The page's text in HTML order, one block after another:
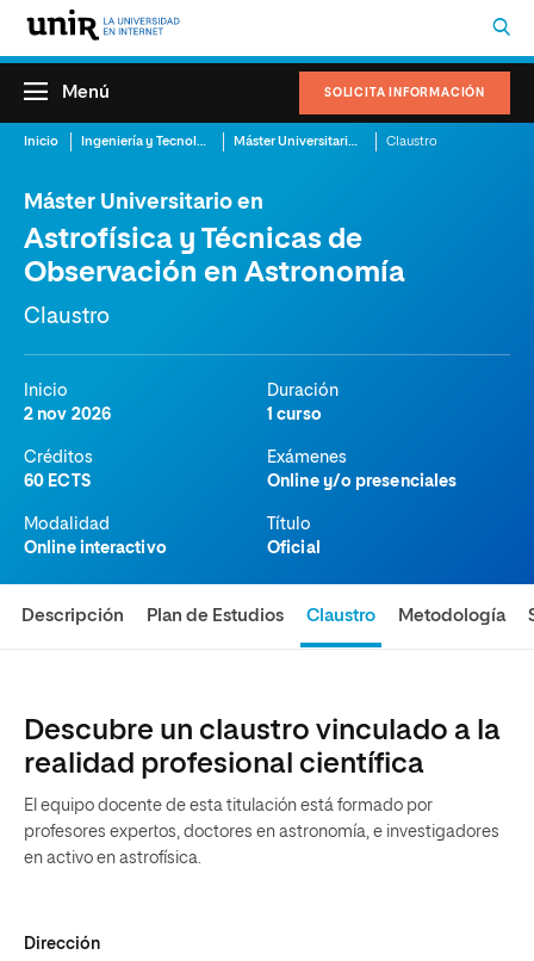
SOLICITA INFORMACIÓN
Menú
Inicio Ingeniería y Tecnología Máster Universitario en Astrofísica y Técnicas de Observación en Astronomía Claustro
Máster Universitario en
Astrofísica y Técnicas de
Observación en Astronomía
Claustro
Inicio
2 nov 2026
Duración
1 curso
Créditos
60 ECTS
Exámenes
Online y/o presenciales
Modalidad
Online interactivo
Título
Oficial
Descripción Plan de Estudios Claustro Metodología
Descubre un claustro vinculado a la
realidad profesional científica
El equipo docente de esta titulación está formado por
profesores expertos, doctores en astronomía, e investigadores
en activo en astrofísica.
Dirección